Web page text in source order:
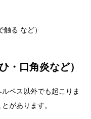
る など）
・口角炎など）
ペス以外でも起こりま
があります。